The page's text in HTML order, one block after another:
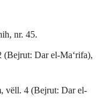
nr. 45.
Dar el-Ma‘rifa),
vëll. 4 (Bejrut: Dar el-